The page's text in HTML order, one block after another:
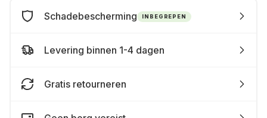
Schadebescherming INBEGREPEN
Levering binnen 1-4 dagen
Gratis retourneren